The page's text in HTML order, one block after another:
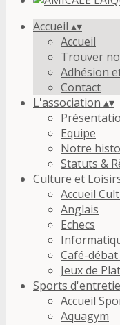
Accueil ▴▾
Accueil
Trouver
Adhésion
Contact
L'association ▴▾
Equipe
Notre
Statuts &
Culture et
Accueil
Anglais
Echecs
Café-
Jeux de
Sports
Accueil
Aquagym